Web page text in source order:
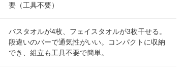
要（工具不要）
バスタオルが4枚、フェイスタオルが3枚干せる。
段違いのバーで通気性がいい。コンパクトに収納
でき、組立も工具不要で簡単。